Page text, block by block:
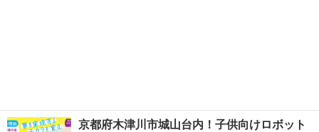
京都府木津川市城山台内！子供向けロボット